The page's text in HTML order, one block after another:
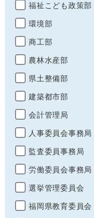
福祉こども政策部
環境部
商工部
農林水産部
県土整備部
建築都市部
会計管理局
人事委員会事務局
監査委員事務局
労働委員会事務局
選挙管理委員会
福岡県教育委員会